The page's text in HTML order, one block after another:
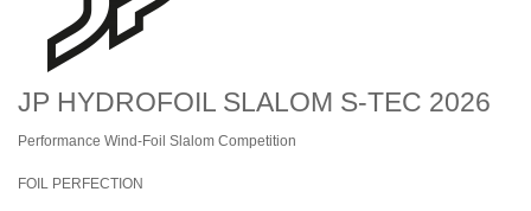
JP HYDROFOIL SLALOM S-TEC 2026
Performance Wind-Foil Slalom Competition
FOIL PERFECTION